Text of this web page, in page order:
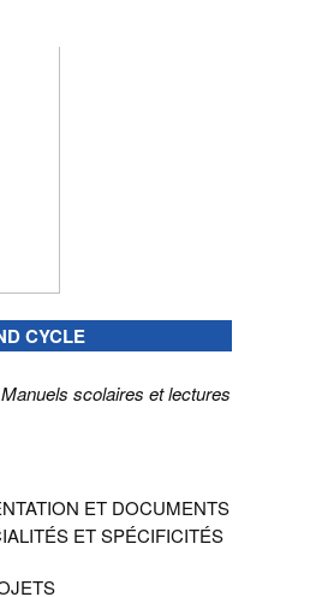
CYCLE
scolaires et lectures
ET DOCUMENTS
ET SPÉCIFICITÉS